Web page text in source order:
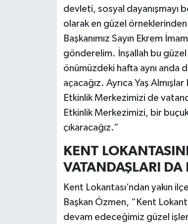
devleti, sosyal dayanışmayı
olarak en güzel örneklerinden
Başkanımız Sayın Ekrem
gönderelim. İnşallah bu güzel
önümüzdeki hafta aynı anda
açacağız. Ayrıca Yaş
Etkinlik Merkezimizi de
Etkinlik Merkezimizi, bir
çıkaracağız.”
KENT
VATANDAŞLARI
Kent Lokantası’ndan yakın
Başkan Özmen, “Kent
devam edeceğimiz güzel